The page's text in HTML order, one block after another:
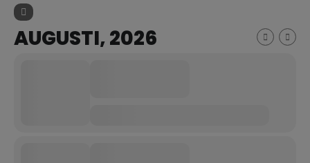
AUGUSTI, 2026